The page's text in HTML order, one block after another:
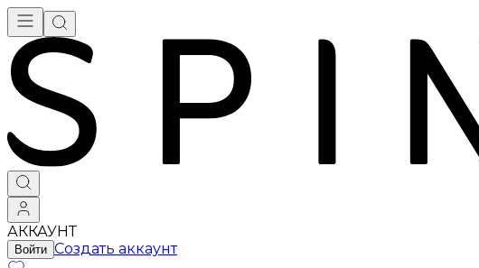
АККАУНТ
Войти Создать аккаунт